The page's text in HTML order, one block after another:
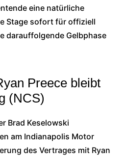
eine natürliche
Stage sofort für offiziell
darauffolgende Gelbphase
Preece bleibt
(NCS)
Brad Keselowski
am Indianapolis Motor
des Vertrages mit Ryan